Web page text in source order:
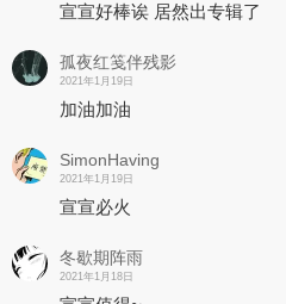
宣宣好棒诶 居然出专辑了
孤夜红笺伴残影
2021年1月19日
加油加油
SimonHaving
2021年1月19日
宣宣必火
冬歇期阵雨
2021年1月18日